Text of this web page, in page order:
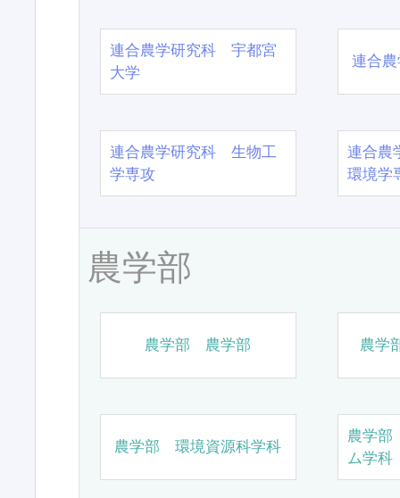
連合農学研究科 宇都宮
大学
連合
連合農学研究科 生物工
学専攻
連合農
環境学
農学部
農学部 農学部 農学
農学部 環境資源科学科
農学
ム学科